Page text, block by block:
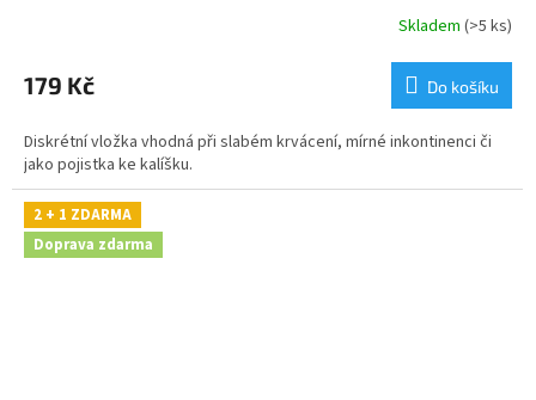
Skladem (>5 ks)
179 Kč Do košíku
Diskrétní vložka vhodná při slabém krvácení, mírné inkontinenci či
jako pojistka ke kalíšku.
2 + 1 ZDARMA
Doprava zdarma